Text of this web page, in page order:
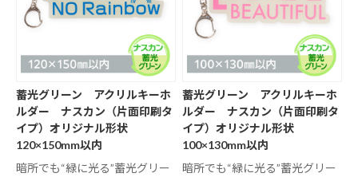
蓄光グリーン アクリルキーホ
ルダー ナスカン（片面印刷タ
イプ）オリジナル形状
120×150mm以内
暗所でも“緑に光る”蓄光グリー
蓄光グリーン アクリルキーホ
ルダー ナスカン（片面印刷タ
イプ）オリジナル形状
100×130mm以内
暗所でも“緑に光る”蓄光グリー